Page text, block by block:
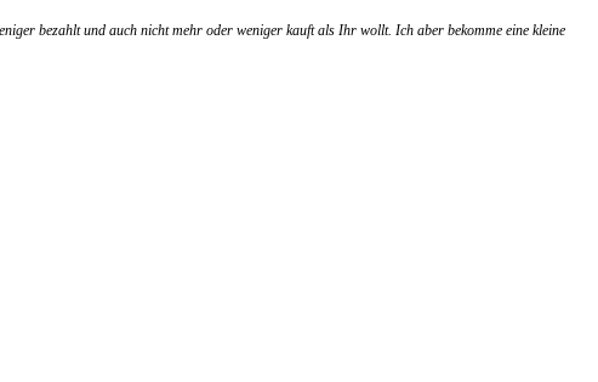
bezahlt und auch nicht mehr oder weniger kauft als Ihr wollt. Ich aber bekomme eine kleine